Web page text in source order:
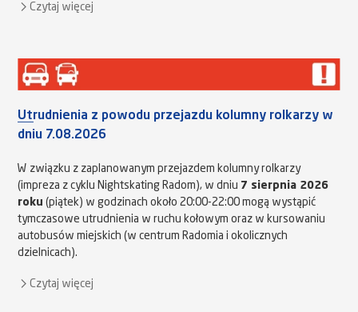
Czytaj więcej
Utrudnienia z powodu przejazdu kolumny rolkarzy w
dniu 7.08.2026
W związku z zaplanowanym przejazdem kolumny rolkarzy
(impreza z cyklu Nightskating Radom), w dniu 7 sierpnia 2026
roku (piątek) w godzinach około 20:00-22:00 mogą wystąpić
tymczasowe utrudnienia w ruchu kołowym oraz w kursowaniu
autobusów miejskich (w centrum Radomia i okolicznych
dzielnicach).
Czytaj więcej